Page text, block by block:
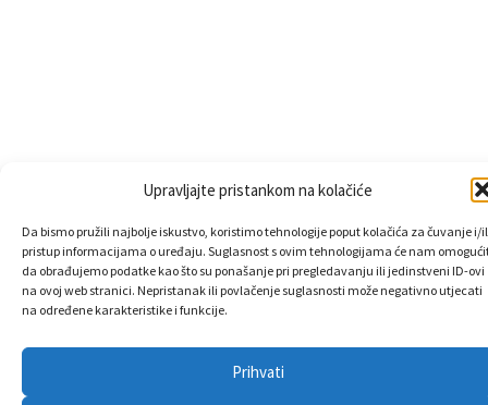
Upravljajte pristankom na kolačiće
Da bismo pružili najbolje iskustvo, koristimo tehnologije poput kolačića za čuvanje i/
pristup informacijama o uređaju. Suglasnost s ovim tehnologijama će nam
da obrađujemo podatke kao što su ponašanje pri pregledavanju ili jedinstveni ID-ovi
na ovoj web stranici. Nepristanak ili povlačenje suglasnosti može negativno utjecati
na određene karakteristike i funkcije.
Prihvati